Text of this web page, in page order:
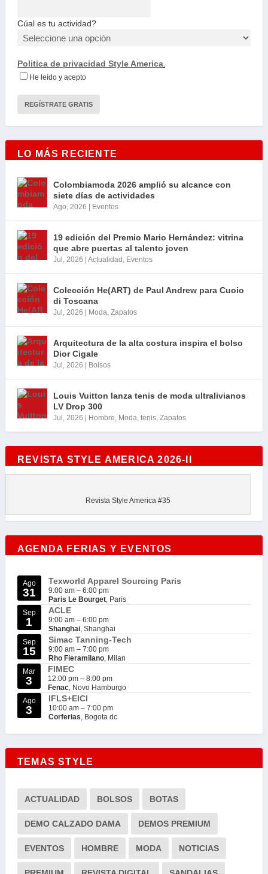
Cúal es tu actividad?
Politica de privacidad Style America.
He leído y acepto
LO MÁS RECIENTE
Colombiamoda 2026 amplió su alcance con
siete días de actividades
Ago, 2026 Eventos
19 edición del Premio Mario Hernández: vitrina
que abre puertas al talento joven
Jul, 2026 Actualidad , Eventos
Colección He(ART) de Paul Andrew para Cuoio
di Toscana
Jul, 2026 Moda, Zapatos
Arquitectura de la alta costura inspira el bolso
Dior Cigale
Jul, 2026 Bolsos
Louis Vuitton lanza tenis de moda ultralivianos
LV Drop 300
Jul, 2026 Hombre, Moda, tenis, Zapatos
REVISTA STYLE AMERICA 2026-II
Revista Style America #35
AGENDA FERIAS Y EVENTOS
Ago
31
Texworld Apparel Sourcing Paris
9:00 am – 6:00 pm
Paris Le Bourget, Paris
Sep
1
ACLE
9:00 am – 6:00 pm
Shanghai, Shanghai
Sep
15
Simac Tanning-Tech
9:00 am – 7:00 pm
Rho Fieramilano, Milan
Mar
3
FIMEC
12:00 pm – 8:00 pm
Fenac, Novo Hamburgo
Ago
3
IFLS+EICI
10:00 am – 7:00 pm
Corferias, Bogota dc
TEMAS STYLE
ACTUALIDAD BOLSOS BOTAS
DEMO CALZADO DAMA DEMOS PREMIUM
EVENTOS HOMBRE MODA NOTICIAS